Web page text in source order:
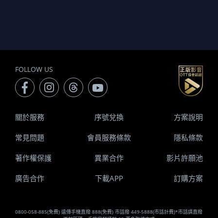
FOLLOW US
0800-058-885(免費) 遠傳手機直撥 888(免費) 市話撥 449-5888(市話計費)*市話請直撥
關於服務 序號兌換 方案說明
常見問題 會員服務條款 隱私條款
著作權保護 異業合作 影片許願池
廣告合作 下載APP 訂購方案